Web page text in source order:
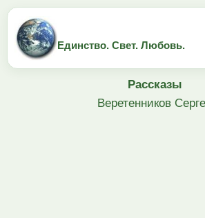
Единство. Свет. Любовь.
Рассказы
Веретенников